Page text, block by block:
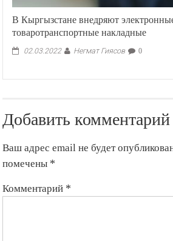
В Кыргызстане внедряют
товаротранспортные накладные
02.03.2022 Негмат Гиясов 0
Добавить комментарий
Ваш адрес email не будет
помечены *
Комментарий *